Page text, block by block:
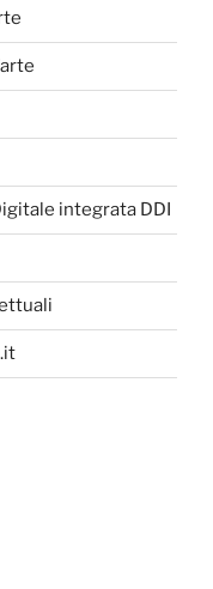
integrata DDI